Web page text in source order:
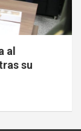
al
su